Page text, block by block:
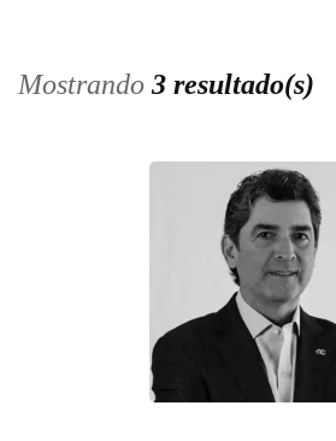
Mostrando 3 resultado(s)